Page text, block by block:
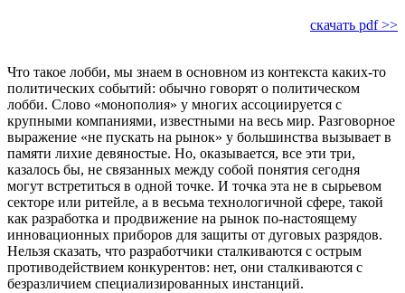
скачать pdf >>
Что такое лобби, мы знаем в основном из контекста каких-то
политических событий: обычно говорят о политическом
лобби. Слово «монополия» у многих ассоциируется с
крупными компаниями, известными на весь мир. Разговорное
выражение «не пускать на рынок» у большинства вызывает в
памяти лихие девяностые. Но, оказывается, все эти три,
казалось бы, не связанных между собой понятия сегодня
могут встретиться в одной точке. И точка эта не в сырьевом
секторе или ритейле, а в весьма технологичной сфере, такой
как разработка и продвижение на рынок по-настоящему
инновационных приборов для защиты от дуговых разрядов.
Нельзя сказать, что разработчики сталкиваются с острым
противодействием конкурентов: нет, они сталкиваются с
безразличием специализированных инстанций.